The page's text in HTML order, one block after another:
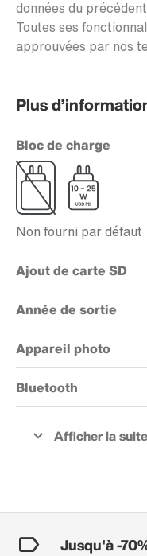
données du
Toutes ses
approuvées par nos
Plus
Bloc de charge
Non fourni par défaut
Ajout de carte SD
Année de sortie
Appareil photo
Bluetooth
Jusqu'à -